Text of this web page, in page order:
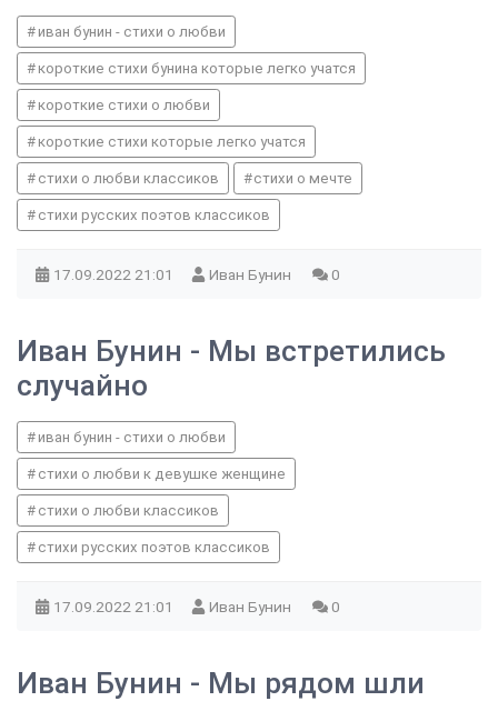
иван бунин - стихи о любви
короткие стихи бунина которые легко учатся
короткие стихи о любви
короткие стихи которые легко учатся
стихи о любви классиков стихи о мечте
стихи русских поэтов классиков
17.09.2022 21:01 Иван Бунин 0
Иван Бунин - Мы встретились
случайно
иван бунин - стихи о любви
стихи о любви к девушке женщине
стихи о любви классиков
стихи русских поэтов классиков
17.09.2022 21:01 Иван Бунин 0
Иван Бунин - Мы рядом шли